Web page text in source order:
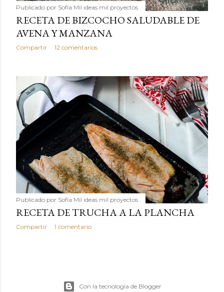
Publicado por Sofía Mil ideas mil proyectos
RECETA DE BIZCOCHO SALUDABLE DE
AVENA Y MANZANA
Compartir 12 comentarios
Publicado por Sofía Mil ideas mil proyectos
RECETA DE TRUCHA A LA PLANCHA
Compartir 1 comentario
Con la tecnología de Blogger